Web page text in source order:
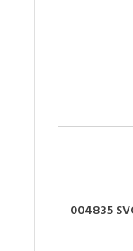
004835